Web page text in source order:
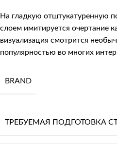
На гладкую отштукатуренную
слоем имитируется очертание
визуализация смотрится
популярностью во многих
BRAND
ТРЕБУЕМАЯ ПОДГОТОВКА